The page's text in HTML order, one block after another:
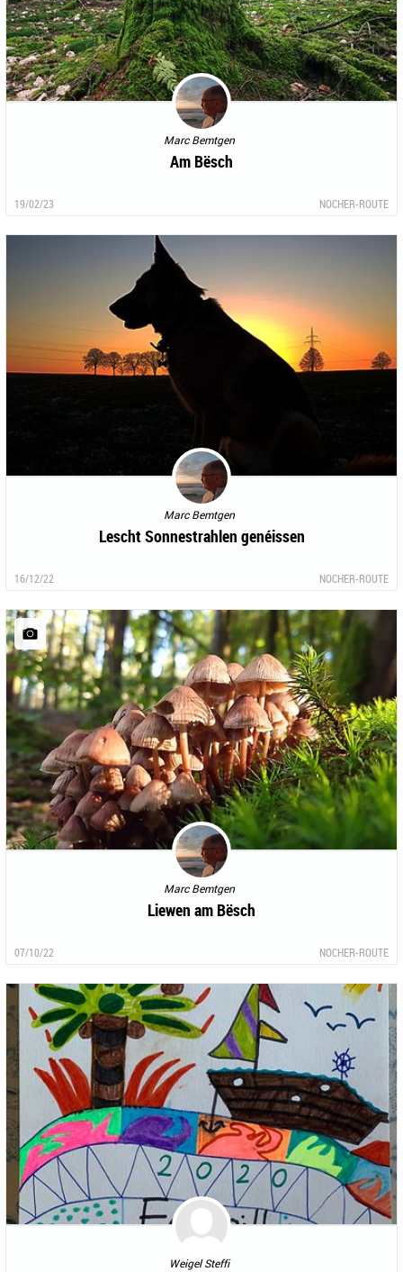
Marc Bemtgen
Am Bësch
19/02/23 NOCHER-ROUTE
Marc Bemtgen
Lescht Sonnestrahlen genéissen
16/12/22 NOCHER-ROUTE
Marc Bemtgen
Liewen am Bësch
07/10/22 NOCHER-ROUTE
Weigel Steffi